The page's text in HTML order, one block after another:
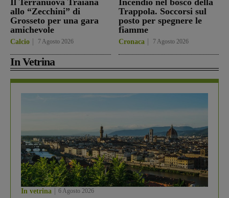
Il Terranuova Traiana
allo “Zecchini” di
Grosseto per una gara
amichevole
Calcio 7 Agosto 2026
Incendio nel bosco della
Trappola. Soccorsi sul
posto per spegnere le
fiamme
Cronaca 7 Agosto 2026
In Vetrina
In vetrina 6 Agosto 2026